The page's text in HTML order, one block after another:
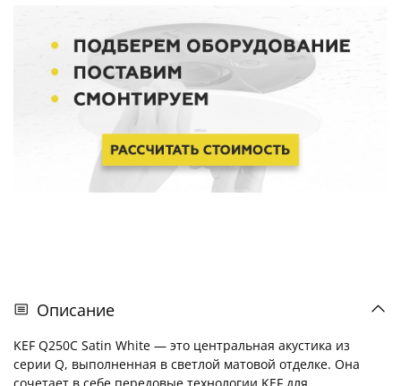
Описание
KEF Q250C Satin White — это центральная акустика из
серии Q, выполненная в светлой матовой отделке. Она